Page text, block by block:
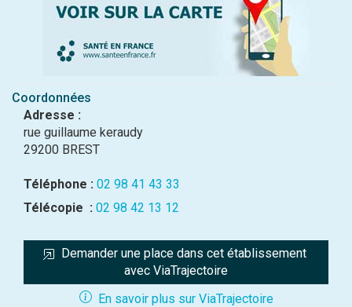
Coordonnées
Adresse :
rue guillaume keraudy
29200 BREST
Téléphone : 02 98 41 43 33
Télécopie : 02 98 42 13 12
Demander une place dans cet établissement
avec ViaTrajectoire
En savoir plus sur ViaTrajectoire